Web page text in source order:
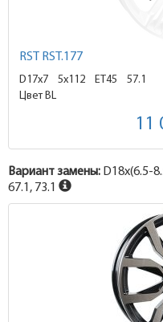
RST RST.177
D17x7 5x112 ET45
57.1
Цвет BL
11
Вариант замены: D18x(6.5-
67.1, 73.1